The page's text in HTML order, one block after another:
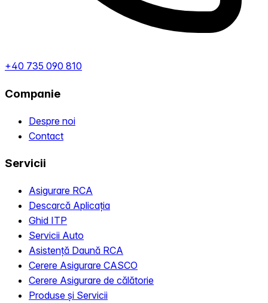
+40 735 090 810
Companie
Despre noi
Contact
Servicii
Asigurare RCA
Descarcă Aplicația
Ghid ITP
Servicii Auto
Asistență Daună RCA
Cerere Asigurare CASCO
Cerere Asigurare de călătorie
Produse și Servicii